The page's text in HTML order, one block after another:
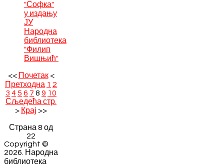
"Софка"
у издању
ЈУ
Народна
библиотека
"Филип
Вишњић"
<< Почетак<
Претходна 1 2
3 45 6 7 8 9 10
Сљедећа стр.
> Крај >>
Страна 8 од
22
Copyright ©
2026. Народна
библиотека